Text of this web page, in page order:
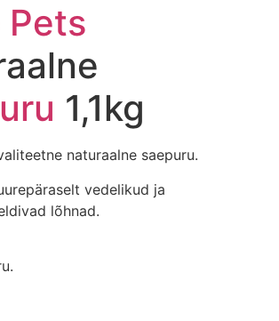
Pets
1,1kg
naturaalne saepuru.
vedelikud ja
lõhnad.